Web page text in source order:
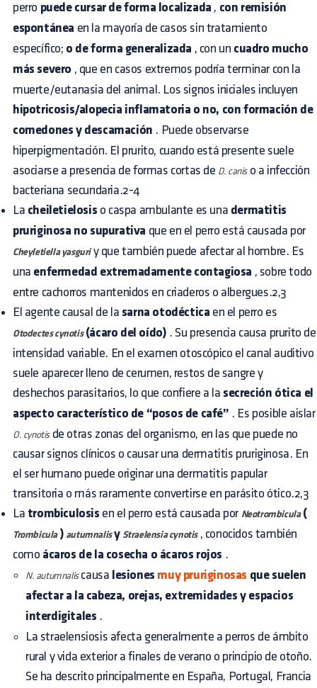
perro puede cursar de forma localizada , con remisión
espontánea en la mayoría de casos sin tratamiento
específico; o de forma generalizada , con un cuadro mucho
más severo , que en casos extremos podría terminar con la
muerte/eutanasia del animal. Los signos iniciales incluyen
hipotricosis/alopecia inflamatoria o no, con formación de
comedones y descamación . Puede observarse
hiperpigmentación. El prurito, cuando está presente suele
asociarse a presencia de formas cortas de D. caniso a infección
bacteriana secundaria.2-4
La cheiletielosis o caspa ambulante es una dermatitis
pruriginosa no supurativa que en el perro está causada por
Cheyletiella yasguriy que también puede afectar al hombre. Es
una enfermedad extremadamente contagiosa , sobre todo
entre cachorros mantenidos en criaderos o albergues.2,3
El agente causal de la sarna otodéctica en el perro es
Otodectes cynotis(ácaro del oído) . Su presencia causa prurito de
intensidad variable. En el examen otoscópico el canal auditivo
suele aparecer lleno de cerumen, restos de sangre y
deshechos parasitarios, lo que confiere a la secreción ótica el
aspecto característico de “posos de café” . Es posible aislar
O. cynotisde otras zonas del organismo, en las que puede no
causar signos clínicos o causar una dermatitis pruriginosa. En
el ser humano puede originar una dermatitis papular
transitoria o más raramente convertirse en parásito ótico.2,3
La trombiculosis en el perro está causada por Neotrombicula(
Trombicula) autumnalisy Straelensia cynotis, conocidos también
como ácaros de la cosecha o ácaros rojos .
N. autumnaliscausa lesiones muy pruriginosas que suelen
afectar a la cabeza, orejas, extremidades y espacios
interdigitales .
La straelensiosis afecta generalmente a perros de ámbito
rural y vida exterior a finales de verano o principio de otoño.
Se ha descrito principalmente en España, Portugal, Francia